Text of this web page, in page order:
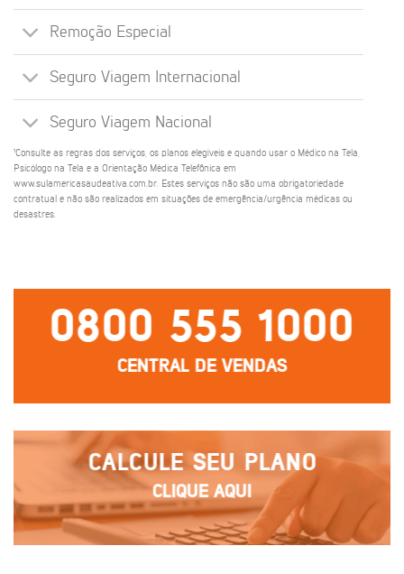
Remoção Especial
Seguro Viagem Internacional
Seguro Viagem Nacional
¹Consulte as regras dos serviços, os planos elegíveis e quando usar o Médico na Tela,
Psicólogo na Tela e a Orientação Médica Telefônica em
www.sulamericasaudeativa.com.br. Estes serviços não são uma obrigatoriedade
contratual e não são realizados em situações de emergência/urgência médicas ou
desastres.
0800 555 1000
CENTRAL DE VENDAS
CALCULE SEU PLANO
CLIQUE AQUI